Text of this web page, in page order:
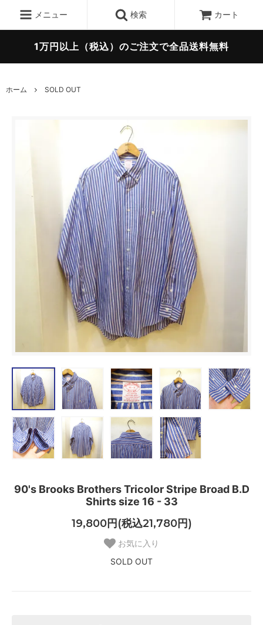
メニュー 検索 カート
1万円以上（税込）のご注文で全品送料無料
ホーム SOLD OUT
90's Brooks Brothers Tricolor Stripe Broad B.D
Shirts size 16 - 33
19,800円(税込21,780円)
お気に入り
SOLD OUT